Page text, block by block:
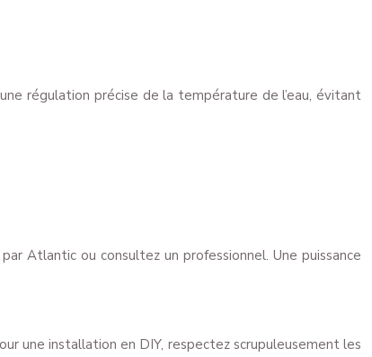
régulation précise de la température de l’eau, évitant
Atlantic ou consultez un professionnel. Une puissance
une installation en DIY, respectez scrupuleusement les